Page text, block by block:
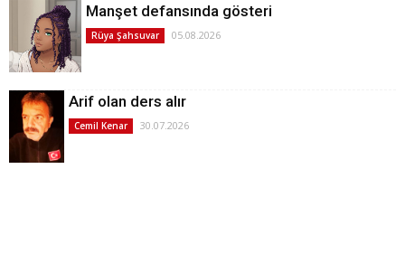
Manşet defansında gösteri
Rüya Şahsuvar 05.08.2026
Arif olan ders alır
Cemil Kenar 30.07.2026